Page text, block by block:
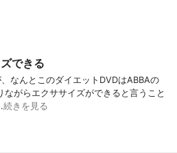
できる
なんとこのダイエットDVDはABBAの
ながらエクササイズができると言うこと
続きを見る